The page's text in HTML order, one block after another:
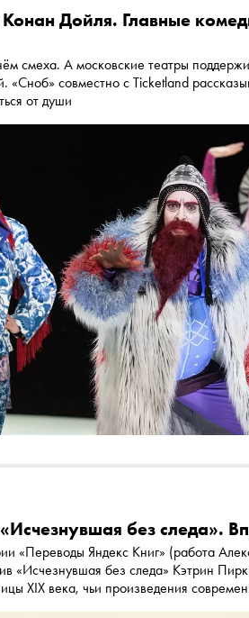
Дойля. Главные
смеха. А московские театры
«Сноб» совместно с Ticketland
от души
без следа».
«Переводы Яндекс Книг» (работа
«Исчезнувшая без следа» Кэтрин
XIX века, чьи произведения